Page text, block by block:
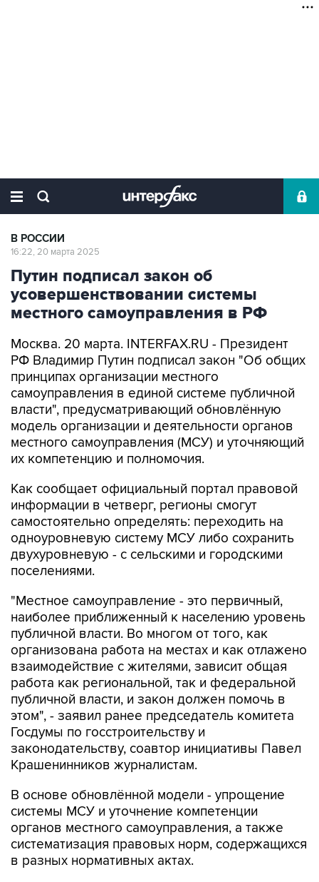
В РОССИИ
16:22, 20 марта 2025
Путин подписал закон об
усовершенствовании системы
местного самоуправления в РФ
Москва. 20 марта. INTERFAX.RU - Президент
РФ Владимир Путин подписал закон "Об общих
принципах организации местного
самоуправления в единой системе публичной
власти", предусматривающий обновлённую
модель организации и деятельности органов
местного самоуправления (МСУ) и уточняющий
их компетенцию и полномочия.
Как сообщает официальный портал правовой
информации в четверг, регионы смогут
самостоятельно определять: переходить на
одноуровневую систему МСУ либо сохранить
двухуровневую - с сельскими и городскими
поселениями.
"Местное самоуправление - это первичный,
наиболее приближенный к населению уровень
публичной власти. Во многом от того, как
организована работа на местах и как отлажено
взаимодействие с жителями, зависит общая
работа как региональной, так и федеральной
публичной власти, и закон должен помочь в
этом", - заявил ранее председатель комитета
Госдумы по госстроительству и
законодательству, соавтор инициативы Павел
Крашенинников журналистам.
В основе обновлённой модели - упрощение
системы МСУ и уточнение компетенции
органов местного самоуправления, а также
систематизация правовых норм, содержащихся
в разных нормативных актах.